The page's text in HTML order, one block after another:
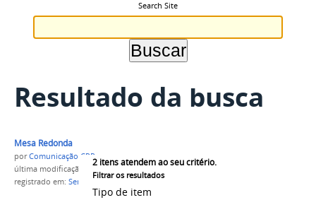
Search Site
Resultado da busca
2 itens atendem ao seu critério.
Filtrar os resultados
Tipo de item
Mesa Redonda
porComunicação CPR
última modificação
em 13/08/2015 09h49
registrado em: Seminário,Pecuária,Corte e Leite